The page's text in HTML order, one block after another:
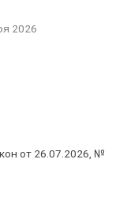
2026
от 26.07.2026, №